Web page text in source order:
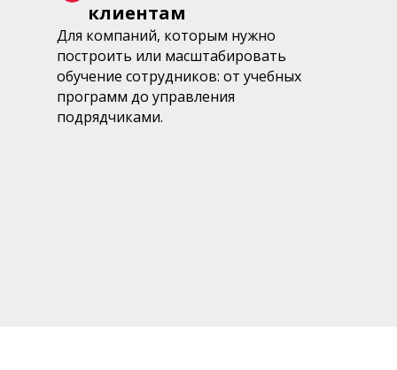
клиентам
Для компаний, которым нужно
построить или масштабировать
обучение сотрудников: от учебных
программ до управления
подрядчиками.